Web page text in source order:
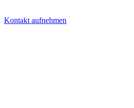
Kontakt aufnehmen